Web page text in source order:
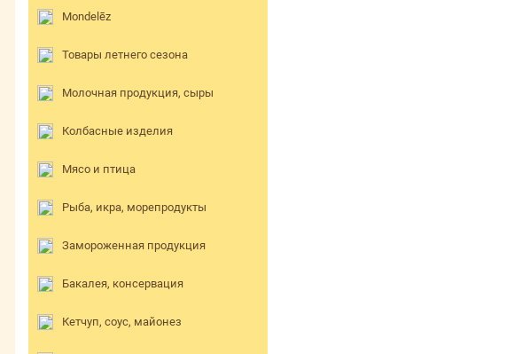
Mondelēz
Товары летнего сезона
Молочная продукция, сыры
Колбасные изделия
Мясо и птица
Рыба, икра, морепродукты
Замороженная продукция
Бакалея, консервация
Кетчуп, соус, майонез